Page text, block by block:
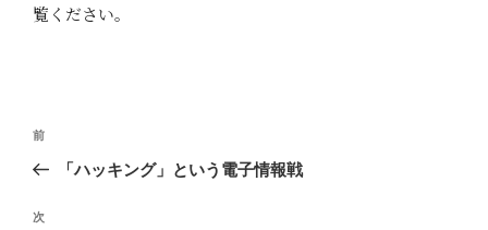
覧ください。
投
ビ
前
の
稿
前
「ハッキング」という電子情報戦
次
次